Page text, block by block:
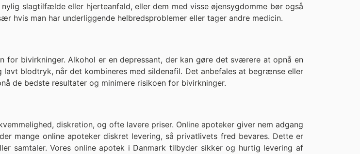
slagtilfælde eller hjerteanfald, eller dem med visse øjensygdomme bør også
hvis man har underliggende helbredsproblemer eller tager andre medicin.
bivirkninger. Alkohol er en depressant, der kan gøre det sværere at opnå en
blodtryk, når det kombineres med sildenafil. Det anbefales at begrænse eller
de bedste resultater og minimere risikoen for bivirkninger.
diskretion, og ofte lavere priser. Online apoteker giver nem adgang
mange online apoteker diskret levering, så privatlivets fred bevares. Dette er
samtaler. Vores online apotek i Danmark tilbyder sikker og hurtig levering af